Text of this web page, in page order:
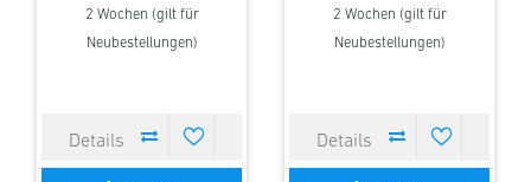
2 Wochen (gilt für
Neubestellungen)
2 Wochen (gilt für
Neubestellungen)